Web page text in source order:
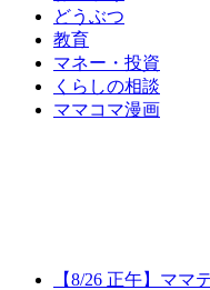
どうぶつ
教育
マネー・投資
くらしの相談
ママコマ漫画
【8/26 正午】ママ